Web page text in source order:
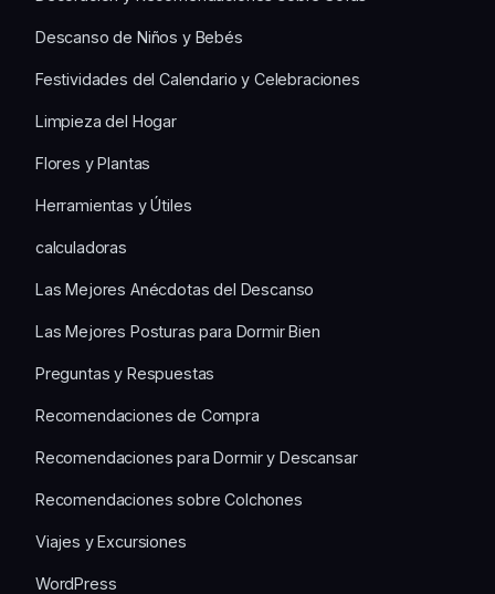
Descanso de Niños y Bebés
Festividades del Calendario y Celebraciones
Limpieza del Hogar
Flores y Plantas
Herramientas y Útiles
calculadoras
Las Mejores Anécdotas del Descanso
Las Mejores Posturas para Dormir Bien
Preguntas y Respuestas
Recomendaciones de Compra
Recomendaciones para Dormir y Descansar
Recomendaciones sobre Colchones
Viajes y Excursiones
WordPress